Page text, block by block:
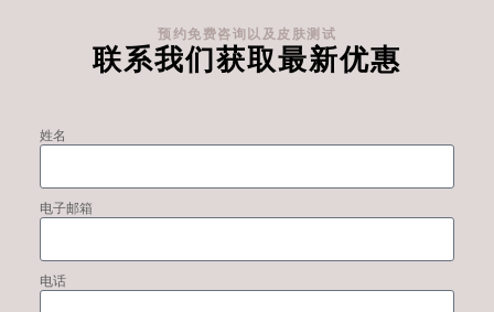
预约免费咨询以及皮肤测试
联系我们获取最新优惠
姓名
电子邮箱
电话